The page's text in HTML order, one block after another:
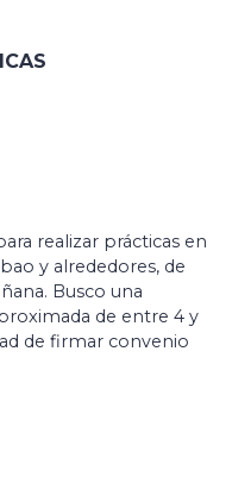
realizar prácticas en
y alrededores, de
Busco una
de entre 4 y
de firmar convenio